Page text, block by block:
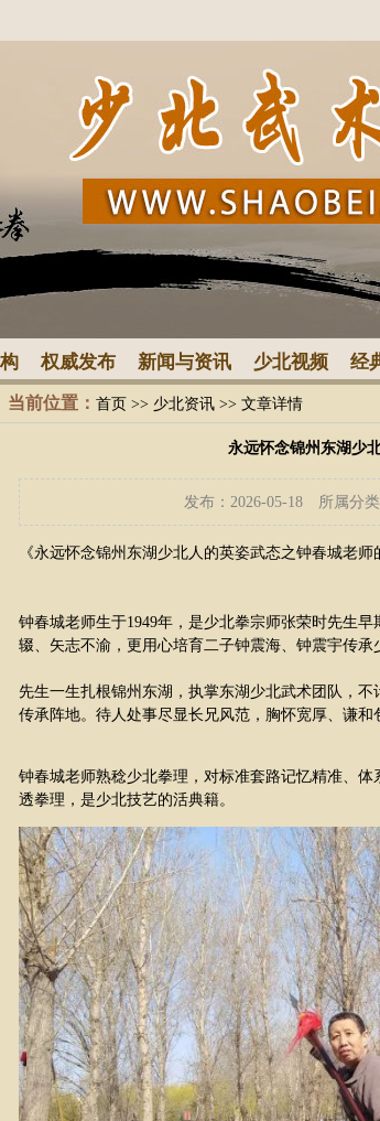
权威发布 新闻与资讯 少北视频 经
当前位置： 首页 >> 少北资讯 >> 文章详情
永远怀念锦州东湖少
发布：2026-05-18 所属分类
《永远怀念锦州东湖少北人的英姿武态之钟春城老师
钟春城老师生于1949年，是少北拳宗师张荣时先生
辍、矢志不渝，更用心培育二子钟震海、钟震宇传
先生一生扎根锦州东湖，执掌东湖少北武术团队，
传承阵地。待人处事尽显长兄风范，胸怀宽厚、谦
钟春城老师熟稔少北拳理，对标准套路记忆精准、
透拳理，是少北技艺的活典籍。